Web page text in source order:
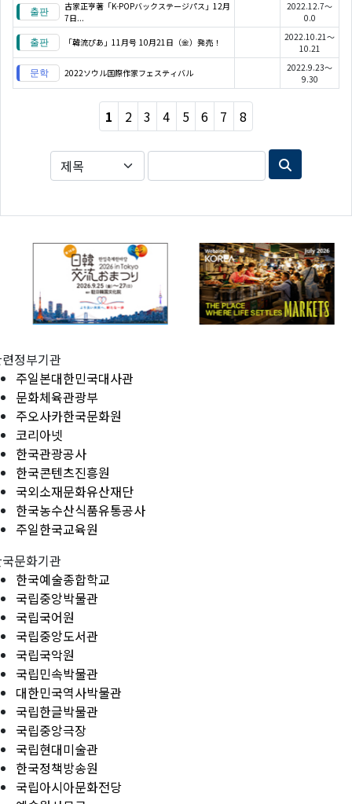
古家正亨著「K-POPバックステージパス」12月
7日...
2022.12.7～
0.0
「韓流ぴあ」11月号 10月21日（金）発売！
2022.10.21～
10.21
2022ソウル国際作家フェスティバル
2022.9.23～
9.30
1 2 3 4 5 6 7 8
정부기관
주일본대한민국대사관
문화체육관광부
주오사카한국문화원
코리아넷
한국관광공사
한국콘텐츠진흥원
국외소재문화유산재단
한국농수산식품유통공사
주일한국교육원
문화기관
한국예술종합학교
국립중앙박물관
국립국어원
국립중앙도서관
국립국악원
국립민속박물관
대한민국역사박물관
국립한글박물관
국립중앙극장
국립현대미술관
한국정책방송원
국립아시아문화전당